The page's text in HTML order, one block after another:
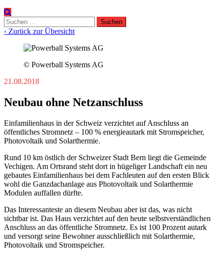
Suchen
nach:
‹ Zurück zur Übersicht
© Powerball Systems AG
21.08.2018
Neubau ohne Netzanschluss
Einfamilienhaus in der Schweiz verzichtet auf Anschluss an
öffentliches Stromnetz – 100 % energieautark mit Stromspeicher,
Photovoltaik und Solarthermie.
Rund 10 km östlich der Schweizer Stadt Bern liegt die Gemeinde
Vechigen. Am Ortsrand steht dort in hügeliger Landschaft ein neu
gebautes Einfamilienhaus bei dem Fachleuten auf den ersten Blick
wohl die Ganzdachanlage aus Photovoltaik und Solarthermie
Modulen auffallen dürfte.
Das Interessanteste an diesem Neubau aber ist das, was nicht
sichtbar ist. Das Haus verzichtet auf den heute selbstverständlichen
Anschluss an das öffentliche Stromnetz. Es ist 100 Prozent autark
und versorgt seine Bewohner ausschließlich mit Solarthermie,
Photovoltaik und Stromspeicher.